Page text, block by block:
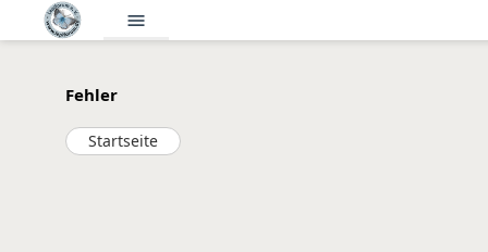
menu
Fehler
Startseite